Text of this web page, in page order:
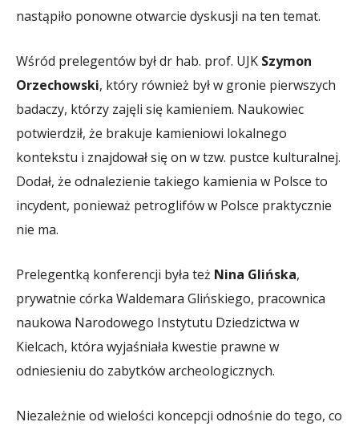
nastąpiło ponowne otwarcie dyskusji na ten temat.
Wśród prelegentów był dr hab. prof. UJK Szymon
Orzechowski, który również był w gronie pierwszych
badaczy, którzy zajęli się kamieniem. Naukowiec
potwierdził, że brakuje kamieniowi lokalnego
kontekstu i znajdował się on w tzw. pustce kulturalnej.
Dodał, że odnalezienie takiego kamienia w Polsce to
incydent, ponieważ petroglifów w Polsce praktycznie
nie ma.
Prelegentką konferencji była też Nina Glińska,
prywatnie córka Waldemara Glińskiego, pracownica
naukowa Narodowego Instytutu Dziedzictwa w
Kielcach, która wyjaśniała kwestie prawne w
odniesieniu do zabytków archeologicznych.
Niezależnie od wielości koncepcji odnośnie do tego, co